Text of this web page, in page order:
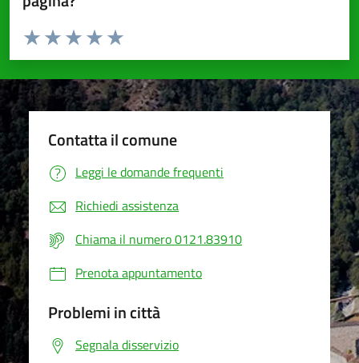
Valuta da 1 a 5 stelle la pagina
Valuta 5 stelle su 5
Valuta 4 stelle su 5
Valuta 3 stelle su 5
Valuta 2 stelle su 5
Valuta 1 stelle su 5
Contatta il comune
Leggi le domande frequenti
Richiedi assistenza
Chiama il numero 0121.83910
Prenota appuntamento
Problemi in città
Segnala disservizio